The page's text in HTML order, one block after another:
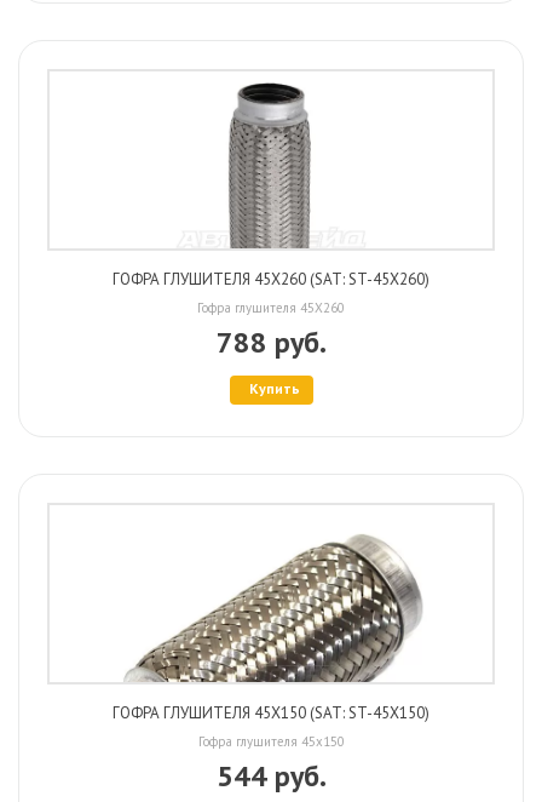
ГОФРА ГЛУШИТЕЛЯ 45X260 (SAT: ST-45X260)
Гофра глушителя 45X260
788 руб.
Купить
ГОФРА ГЛУШИТЕЛЯ 45X150 (SAT: ST-45X150)
Гофра глушителя 45x150
544 руб.